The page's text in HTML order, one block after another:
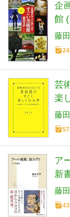
企
館
藤
芸
楽
藤
ア
新
藤